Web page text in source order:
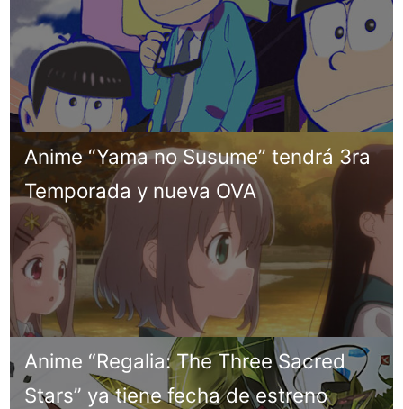
Anime “Yama no Susume” tendrá 3ra
Temporada y nueva OVA
Anime “Regalia: The Three Sacred
Stars” ya tiene fecha de estreno